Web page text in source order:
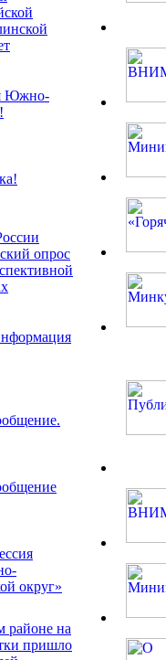
Южно-
опрос
округ»
на
пришло